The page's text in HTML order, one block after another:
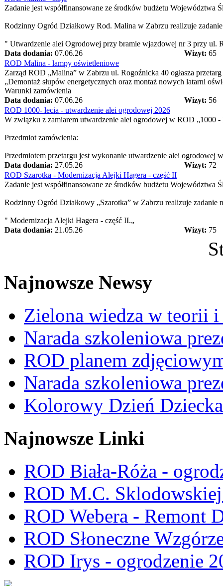
Zadanie jest współfinansowane ze środków budżetu Województwa
Rodzinny Ogród Działkowy Rod. Malina w Zabrzu realizuje
" Utwardzenie alei Ogrodowej przy bramie wjazdowej nr 3 przy ul.
Data dodania: 07.06.26 Wizyt: 65
ROD Malina - lampy oświetleniowe
Zarząd ROD „Malina” w Zabrzu ul. Rogoźnicka 40 ogłasza
„Demontaż słupów energetycznych oraz montaż nowych latarni
Warunki zamówienia
Data dodania: 07.06.26 Wizyt: 56
ROD 1000- lecia - utwardzenie alei ogrodowej 2026
W związku z zamiarem utwardzenie alei ogrodowej w ROD „1000 -
Przedmiot zamówienia:
Przedmiotem przetargu jest wykonanie utwardzenie alei ogrodowej
Data dodania: 27.05.26 Wizyt: 72
ROD Szarotka - Modernizacja Alejki Hagera - część II
Zadanie jest współfinansowane ze środków budżetu Województwa
Rodzinny Ogród Działkowy „Szarotka” w Zabrzu realizuje zadanie
" Modernizacja Alejki Hagera - część II.„
Data dodania: 21.05.26 Wizyt: 75
Najnowsze Newsy
Zielona wiedza w teorii
Narada szkoleniowa
ROD planem
Narada szkoleniowa
Kolorowy Dzień
Najnowsze Linki
ROD Biała-Róża -
ROD M.C.
ROD Webera - Remont
ROD Słoneczne
ROD Irys - ogrodzenie